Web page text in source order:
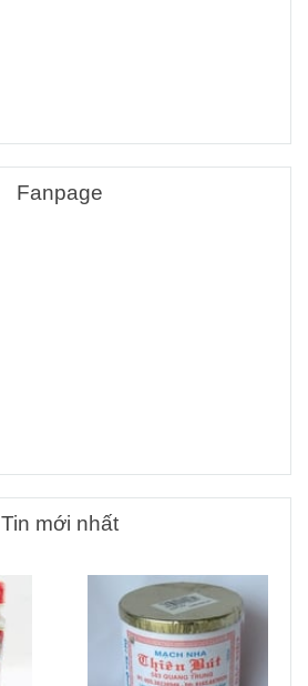
Fanpage
Tin mới nhất